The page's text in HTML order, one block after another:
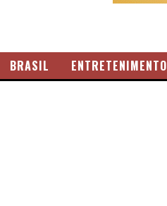
BRASIL ENTRETENIMENTO